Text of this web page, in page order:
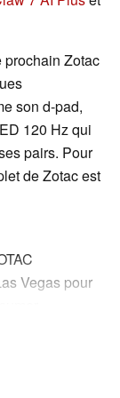
prochain Zotac
son d-pad,
120 Hz qui
pairs. Pour
de Zotac est
Vegas pour
grands
leurs